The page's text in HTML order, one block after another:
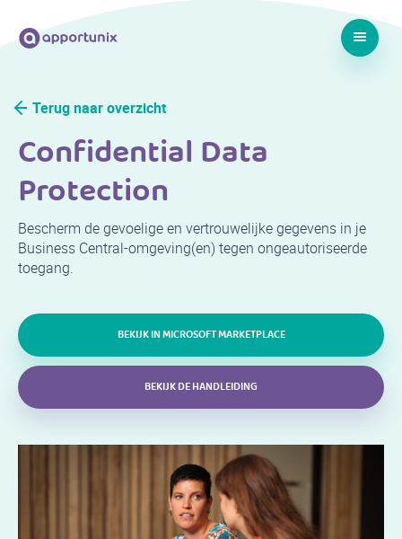
Terug naar overzicht
Confidential Data
Protection
Bescherm de gevoelige en vertrouwelijke gegevens in je
Business Central-omgeving(en) tegen ongeautoriseerde
toegang.
BEKIJK IN MICROSOFT MARKETPLACE
BEKIJK DE HANDLEIDING